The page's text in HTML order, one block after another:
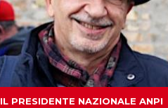
IL PRESIDENTE NAZIONALE ANPI